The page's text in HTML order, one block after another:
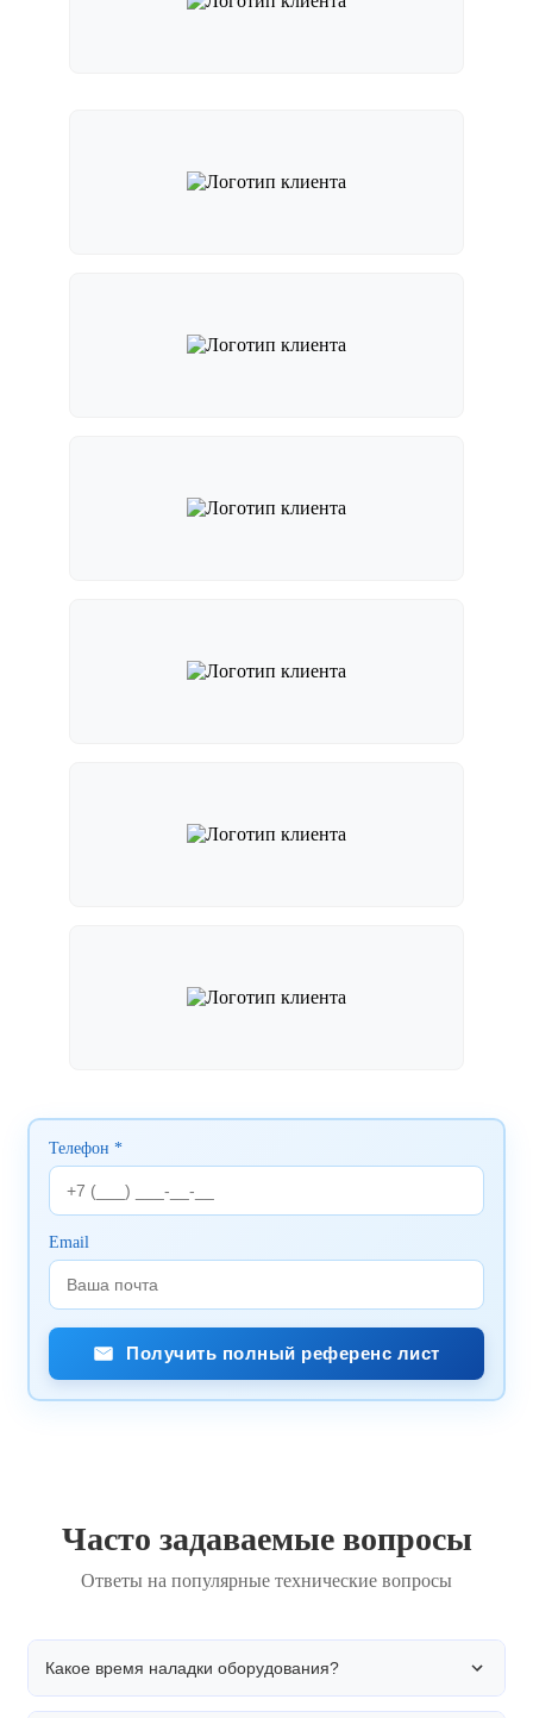
Телефон *
Email
Получить полный референс лист
Часто задаваемые вопросы
Ответы на популярные технические вопросы
Какое время наладки оборудования?